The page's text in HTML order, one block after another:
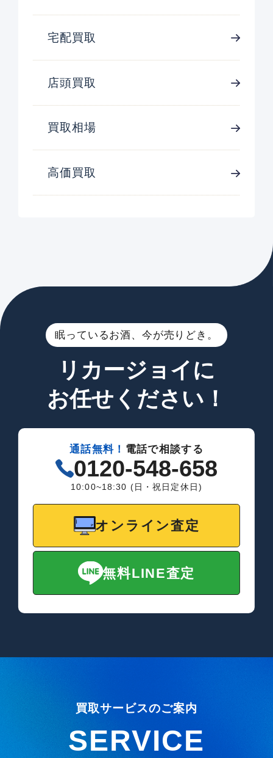
宅配買取
店頭買取
買取相場
高価買取
眠っているお酒、今が売りどき。
リカージョイに
お任せください！
通話無料！ 電話で相談する
0120-548-658
10:00~18:30 (日・祝日定休日)
オンライン査定
無料LINE査定
買取サービスのご案内
SERVICE